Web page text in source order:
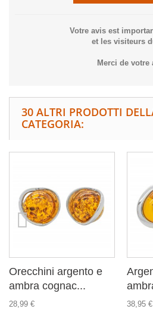
Votre avis est
et les visiteurs
Merci de votre
30 ALTRI PRODOTTI
CATEGORIA:
Orecchini argento e
ambra cognac...
28,99 € 38,95 €